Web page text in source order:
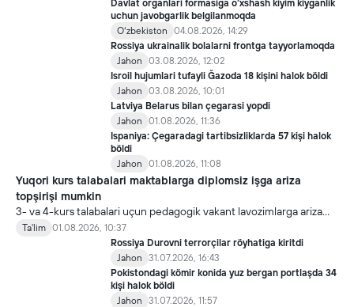
Davlat organlari formasiga o‘xshash kiyim kiyganlik
uchun javobgarlik belgilanmoqda
Oʻzbekiston
04.08.2026, 14:29
Rossiya ukrainalik bolalarni frontga tayyorlamoqda
Jahon
03.08.2026, 12:02
Isroil hujumlari tufayli Ğazoda 18 kişini halok böldi
Jahon
03.08.2026, 10:01
Latviya Belarus bilan çegarasi yopdi
Jahon
01.08.2026, 11:36
Ispaniya: Çegaradagi tartibsizliklarda 57 kişi halok
böldi
Jahon
01.08.2026, 11:08
Yuqori kurs talabalari maktablarga diplomsiz işga ariza
topşirişi mumkin
3- va 4-kurs talabalari uçun pedagogik vakant lavozimlarga ariza
topşirish yanada soddalaştirildi.
Ta'lim 01.08.2026, 10:37
Rossiya Durovni terrorçilar röyhatiga kiritdi
Jahon
31.07.2026, 16:43
Pokistondagi kömir konida yuz bergan portlaşda 34
kişi halok böldi
Jahon
31.07.2026, 11:57